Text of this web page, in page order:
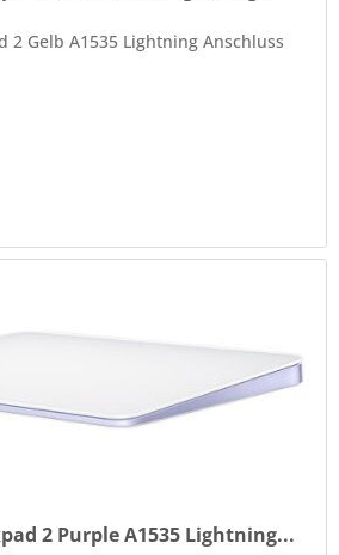
2 Gelb A1535 Lightning Anschluss
2 Purple A1535 Lightning...